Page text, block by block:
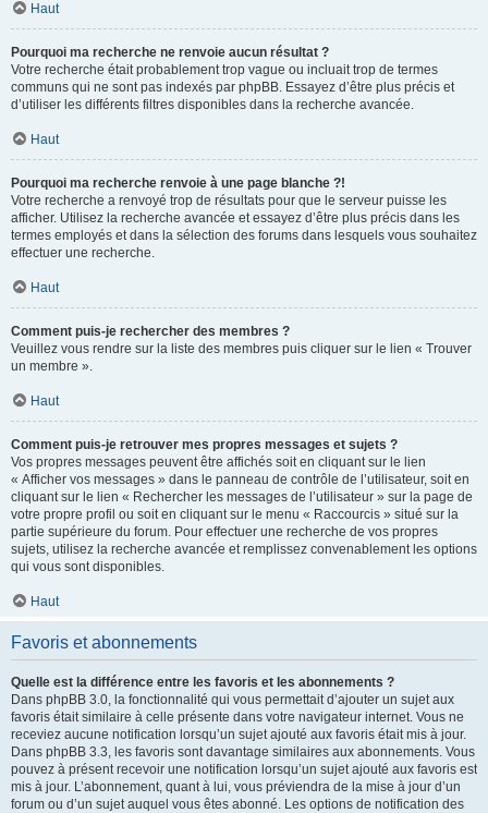
Haut
Pourquoi ma recherche ne renvoie aucun résultat ?
Votre recherche était probablement trop vague ou incluait trop de termes
communs qui ne sont pas indexés par phpBB. Essayez d’être plus précis et
d’utiliser les différents filtres disponibles dans la recherche avancée.
Haut
Pourquoi ma recherche renvoie à une page blanche ?!
Votre recherche a renvoyé trop de résultats pour que le serveur puisse les
afficher. Utilisez la recherche avancée et essayez d’être plus précis dans les
termes employés et dans la sélection des forums dans lesquels vous souhaitez
effectuer une recherche.
Haut
Comment puis-je rechercher des membres ?
Veuillez vous rendre sur la liste des membres puis cliquer sur le lien « Trouver
un membre ».
Haut
Comment puis-je retrouver mes propres messages et sujets ?
Vos propres messages peuvent être affichés soit en cliquant sur le lien
« Afficher vos messages » dans le panneau de contrôle de l’utilisateur, soit en
cliquant sur le lien « Rechercher les messages de l’utilisateur » sur la page de
votre propre profil ou soit en cliquant sur le menu « Raccourcis » situé sur la
partie supérieure du forum. Pour effectuer une recherche de vos propres
sujets, utilisez la recherche avancée et remplissez convenablement les options
qui vous sont disponibles.
Haut
Favoris et abonnements
Quelle est la différence entre les favoris et les abonnements ?
Dans phpBB 3.0, la fonctionnalité qui vous permettait d’ajouter un sujet aux
favoris était similaire à celle présente dans votre navigateur internet. Vous ne
receviez aucune notification lorsqu’un sujet ajouté aux favoris était mis à jour.
Dans phpBB 3.3, les favoris sont davantage similaires aux abonnements. Vous
pouvez à présent recevoir une notification lorsqu’un sujet ajouté aux favoris est
mis à jour. L’abonnement, quant à lui, vous préviendra de la mise à jour d’un
forum ou d’un sujet auquel vous êtes abonné. Les options de notification des